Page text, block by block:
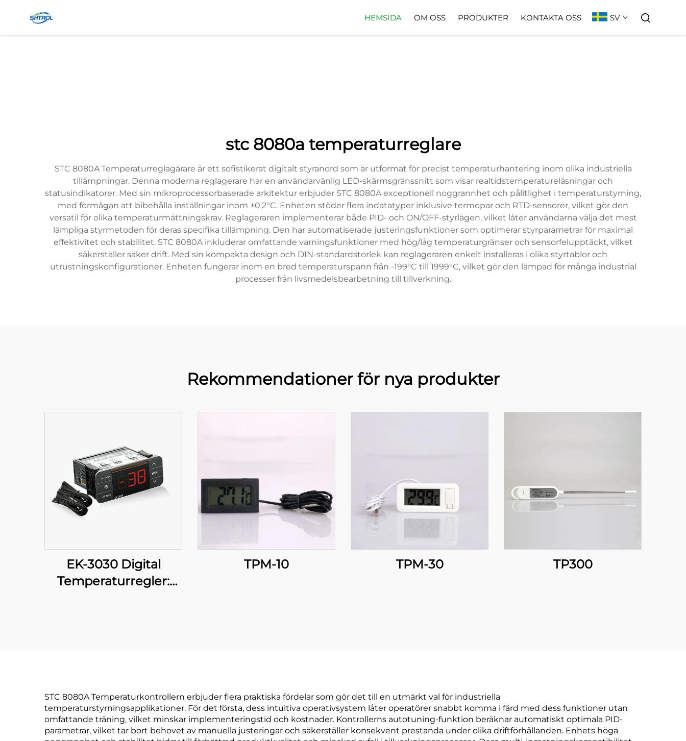
HEMSIDA OM OSS PRODUKTER KONTAKTA OSS SV
stc 8080a temperaturreglare
STC 8080A Temperaturreglagärare är ett sofistikerat digitalt styranord som är utformat för precist temperaturhantering inom olika industriella
tillämpningar. Denna moderna reglagerare har en användarvänlig LED-skärmsgränssnitt som visar realtidstemperatureläsningar och
statusindikatorer. Med sin mikroprocessorbaserade arkitektur erbjuder STC 8080A exceptionell noggrannhet och pålitlighet i temperaturstyrning,
med förmågan att bibehålla inställningar inom ±0,2°C. Enheten stöder flera indatatyper inklusive termopar och RTD-sensorer, vilket gör den
versatil för olika temperaturmättningskrav. Reglageraren implementerar både PID- och ON/OFF-styrlägen, vilket låter användarna välja det mest
lämpliga styrmetoden för deras specifika tillämpning. Den har automatiserade justeringsfunktioner som optimerar styrparametrar för maximal
effektivitet och stabilitet. STC 8080A inkluderar omfattande varningsfunktioner med hög/låg temperaturgränser och sensorfelupptäckt, vilket
säkerställer säker drift. Med sin kompakta design och DIN-standardstorlek kan reglageraren enkelt installeras i olika styrtablor och
utrustningskonfigurationer. Enheten fungerar inom en bred temperaturspann från -199°C till 1999°C, vilket gör den lämpad för många industrial
processer från livsmedelsbearbetning till tillverkning.
Rekommendationer för nya produkter
EK-3030 Digital
Temperaturregler:
TPM-10 TPM-30 TP300
STC 8080A Temperaturkontrollern erbjuder flera praktiska fördelar som gör det till en utmärkt val för industriella
temperaturstyrningsapplikationer. För det första, dess intuitiva operativsystem låter operatörer snabbt komma i färd med dess funktioner utan
omfattande träning, vilket minskar implementeringstid och kostnader. Kontrollerns autotuning-funktion beräknar automatiskt optimala PID-
parametrar, vilket tar bort behovet av manuella justeringar och säkerställer konsekvent prestanda under olika driftförhållanden. Enhets höga